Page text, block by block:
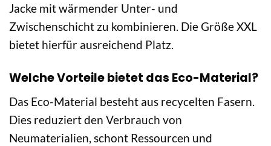
Jacke mit wärmender Unter- und
Zwischenschicht zu kombinieren. Die Größe XXL
bietet hierfür ausreichend Platz.
Welche Vorteile bietet das Eco-Material?
Das Eco-Material besteht aus recycelten Fasern.
Dies reduziert den Verbrauch von
Neumaterialien, schont Ressourcen und